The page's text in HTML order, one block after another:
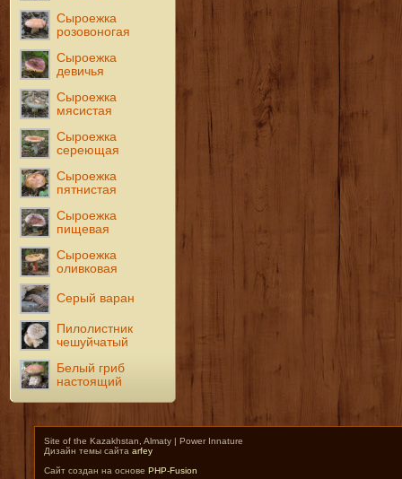
Сыроежка
розовоногая
Сыроежка
девичья
Сыроежка
мясистая
Сыроежка
сереющая
Сыроежка
пятнистая
Сыроежка
пищевая
Сыроежка
оливковая
Серый варан
Пилолистник
чешуйчатый
Белый гриб
настоящий
Site of the Kazakhstan, Almaty | Power Innature
Дизайн темы сайта arfey
Сайт создан на основе PHP-Fusion